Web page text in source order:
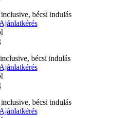
bécsi indulás
bécsi indulás
bécsi indulás